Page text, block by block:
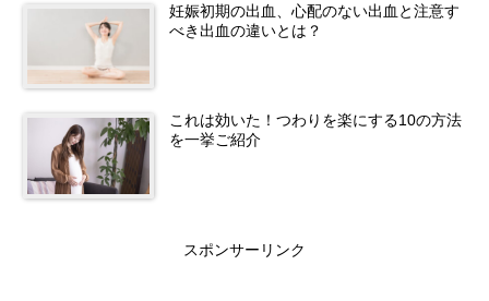
妊娠初期の出血、心配のない出血と注意す
べき出血の違いとは？
これは効いた！つわりを楽にする10の方法
を一挙ご紹介
スポンサーリンク